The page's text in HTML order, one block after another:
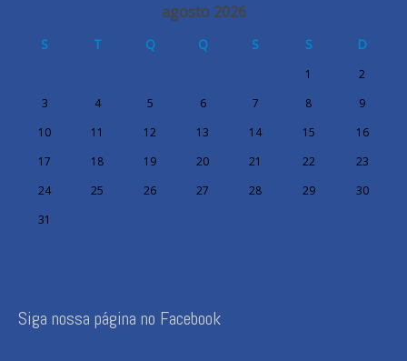
agosto 2026
S T Q Q S S D
1
2
3
4 5 6 7 8
9
10
11 12 13 14 15
16
17
18 19 20 21 22
23
24
25 26 27 28 29
30
31
Siga nossa página no Facebook